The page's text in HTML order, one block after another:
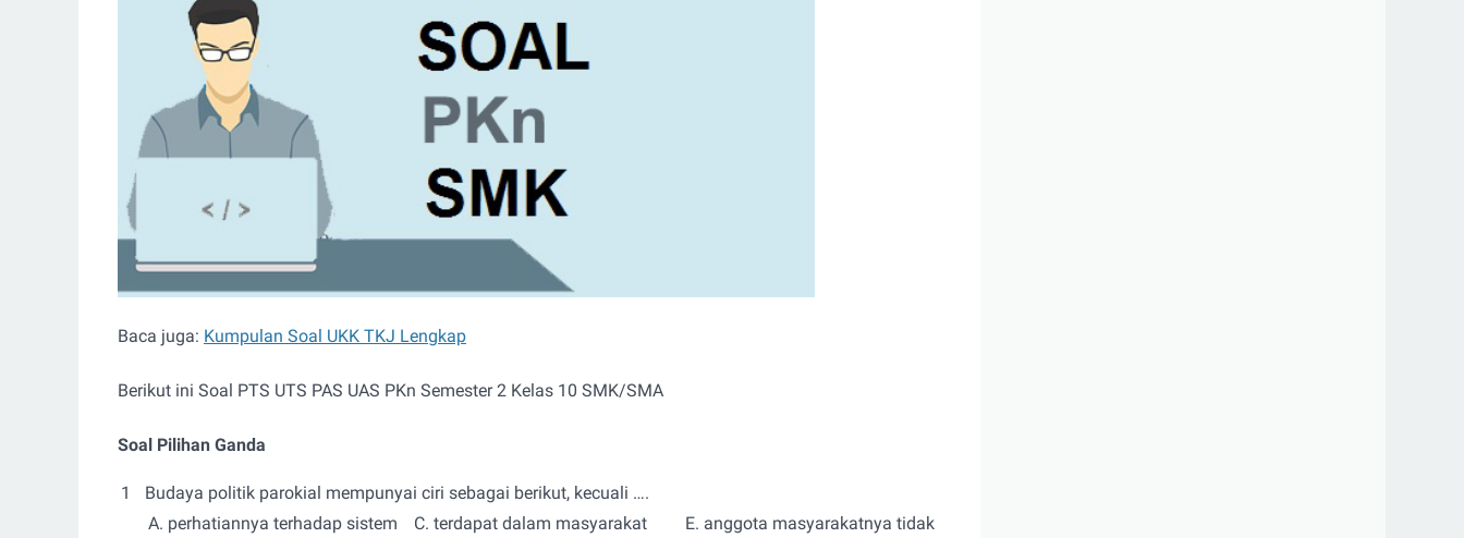
Baca juga: Kumpulan Soal UKK TKJ Lengkap
Berikut ini Soal PTS UTS PAS UAS PKn Semester 2 Kelas 10 SMK/SMA
Soal Pilihan Ganda
1
Budaya politik parokial mempunyai ciri sebagai berikut, kecuali ….
A. perhatiannya terhadap sistem
C. terdapat dalam masyarakat
E. anggota masyarakatnya tidak